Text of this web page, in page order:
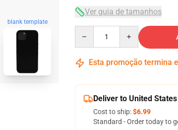
blank template
Ver guia de tamanhos
Esta promoção termina
Deliver to United States
Cost to ship:$6.99
Standard - Order today to